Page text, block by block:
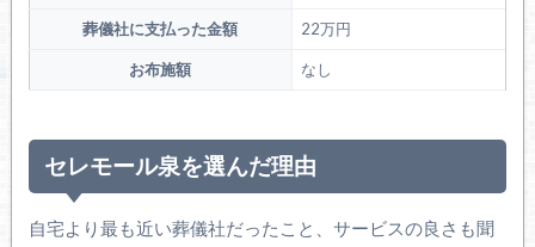
葬儀社に支払った金額 22万円
お布施額 なし
セレモール泉を選んだ理由
自宅より最も近い葬儀社だったこと、サービスの良さも聞